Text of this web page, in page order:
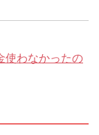
使わなかったの